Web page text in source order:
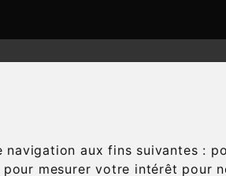
aux fins suivantes :
pour mesurer votre intérêt pour